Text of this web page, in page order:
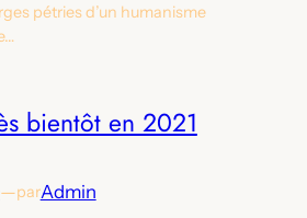
pétries d’un humanisme
bientôt en 2021
—parAdmin